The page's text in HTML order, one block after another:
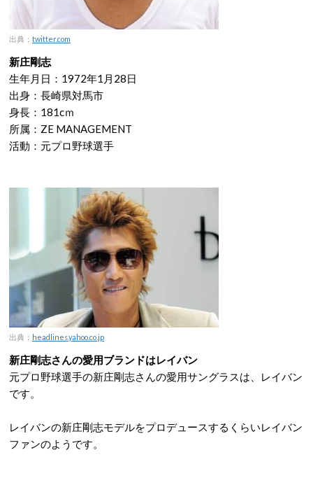
出典： twitter.com
新庄剛志
生年月日：1972年1月28日
出身：長崎県対馬市
身長：181cｍ
所属：ZE MANAGEMENT
活動：元プロ野球選手
出典： headlines.yahoo.co.jp
新庄剛志さんの愛用ブランドはレイバン
元プロ野球選手の新庄剛志さんの愛用サングラスは、レイバン
です。
レイバンの新庄剛志モデルをプロデュースするくらいレイバン
ファンのようです。